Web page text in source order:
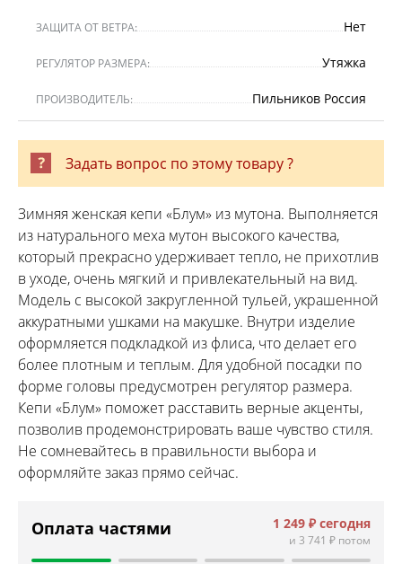
ЗАЩИТА ОТ ВЕТРА: Нет
РЕГУЛЯТОР РАЗМЕРА: Утяжка
ПРОИЗВОДИТЕЛЬ: Пильников Россия
Задать вопрос по этому товару ?
Зимняя женская кепи «Блум» из мутона. Выполняется
из натурального меха мутон высокого качества,
который прекрасно удерживает тепло, не прихотлив
в уходе, очень мягкий и привлекательный на вид.
Модель с высокой закругленной тульей, украшенной
аккуратными ушками на макушке. Внутри изделие
оформляется подкладкой из флиса, что делает его
более плотным и теплым. Для удобной посадки по
форме головы предусмотрен регулятор размера.
Кепи «Блум» поможет расставить верные акценты,
позволив продемонстрировать ваше чувство стиля.
Не сомневайтесь в правильности выбора и
оформляйте заказ прямо сейчас.
Оплата частями 1 249 ₽ сегодня
и 3 741 ₽ потом